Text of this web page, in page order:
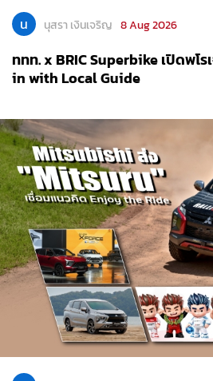
น นุสรา เงินเจริญ 8 Aug 2026
ททท. x BRIC Superbike เปิดพโ
in with Local Guide